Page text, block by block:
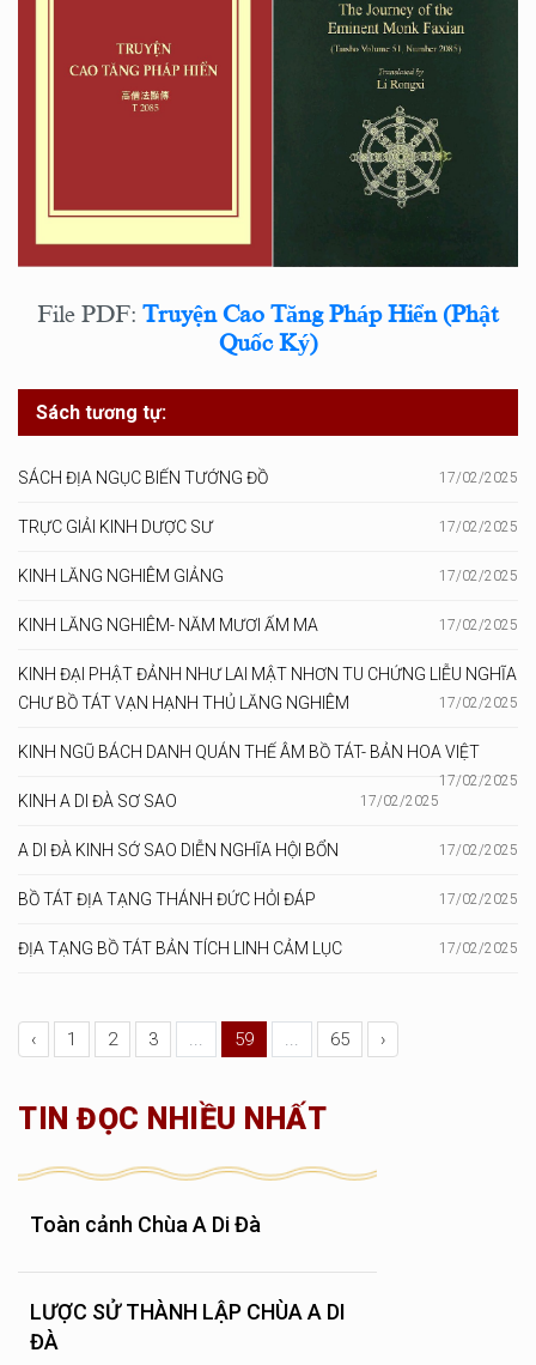
File PDF: Truyện Cao Tăng Pháp Hiển (Phật
Quốc Ký)
Sách tương tự:
SÁCH ĐỊA NGỤC BIẾN TƯỚNG ĐỒ 17/02/2025
TRỰC GIẢI KINH DƯỢC SƯ 17/02/2025
KINH LĂNG NGHIÊM GIẢNG 17/02/2025
KINH LĂNG NGHIÊM- NĂM MƯƠI ẤM MA 17/02/2025
KINH ĐẠI PHẬT ĐẢNH NHƯ LAI MẬT NHƠN TU CHỨNG LIỄU NGHĨA
CHƯ BỒ TÁT VẠN HẠNH THỦ LĂNG NGHIÊM
17/02/2025
KINH NGŨ BÁCH DANH QUÁN THẾ ÂM BỒ TÁT- BẢN HOA VIỆT
17/02/2025
KINH A DI ĐÀ SƠ SAO 17/02/2025
A DI ĐÀ KINH SỚ SAO DIỄN NGHĨA HỘI BỔN 17/02/2025
BỒ TÁT ĐỊA TẠNG THÁNH ĐỨC HỎI ĐÁP 17/02/2025
ĐỊA TẠNG BỒ TÁT BẢN TÍCH LINH CẢM LỤC 17/02/2025
‹ 1 2 3 ... 59 ... 65 ›
TIN ĐỌC NHIỀU NHẤT
Toàn cảnh Chùa A Di Đà
LƯỢC SỬ THÀNH LẬP CHÙA A DI
ĐÀ